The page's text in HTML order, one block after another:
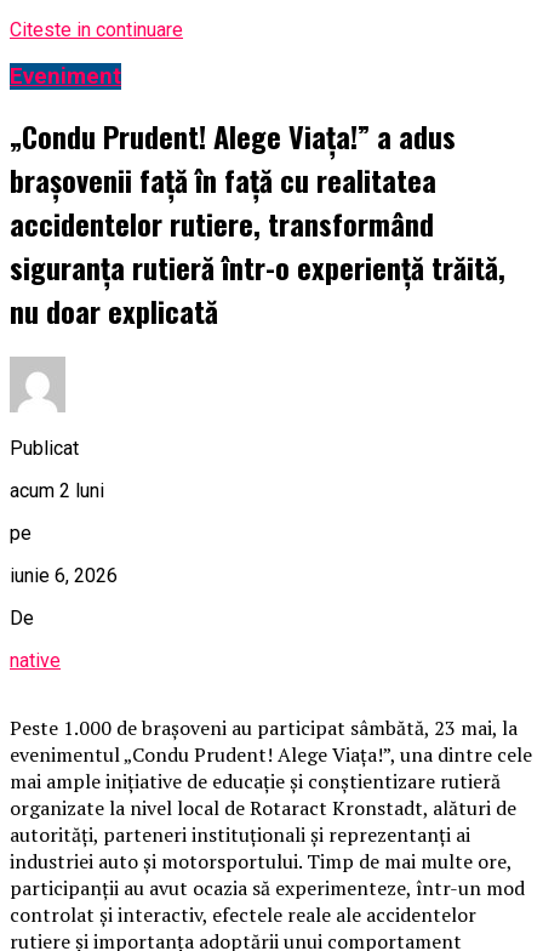
Citeste in continuare
Eveniment
„Condu Prudent! Alege Viața!” a adus
brașovenii față în față cu realitatea
accidentelor rutiere, transformând
siguranța rutieră într-o experiență trăită,
nu doar explicată
Publicat
acum 2 luni
pe
iunie 6, 2026
De
native
Peste 1.000 de brașoveni au participat sâmbătă, 23 mai, la
evenimentul „Condu Prudent! Alege Viața!”, una dintre cele
mai ample inițiative de educație și conștientizare rutieră
organizate la nivel local de Rotaract Kronstadt, alături de
autorități, parteneri instituționali și reprezentanți ai
industriei auto și motorsportului. Timp de mai multe ore,
participanții au avut ocazia să experimenteze, într-un mod
controlat și interactiv, efectele reale ale accidentelor
rutiere și importanța adoptării unui comportament